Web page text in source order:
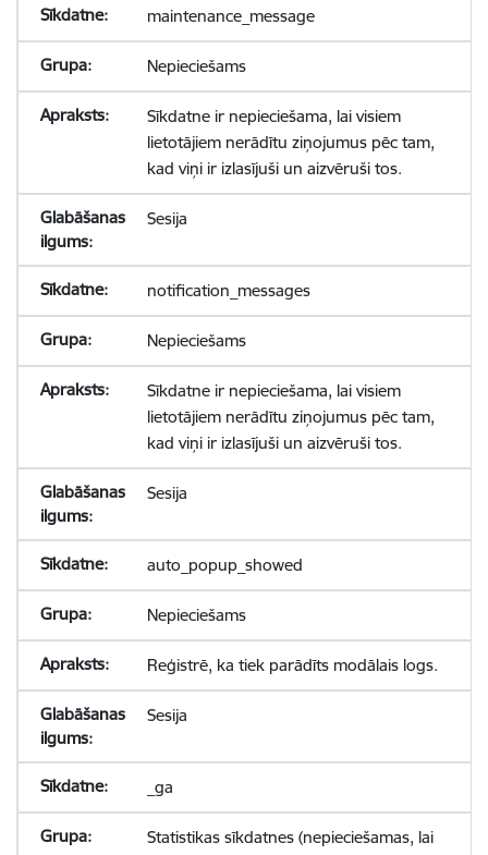
maintenance_message
Nepieciešams
Sīkdatne ir nepieciešama, lai visiem
lietotājiem nerādītu ziņojumus pēc tam,
kad viņi ir izlasījuši un aizvēruši tos.
Sesija
notification_messages
Nepieciešams
Sīkdatne ir nepieciešama, lai visiem
lietotājiem nerādītu ziņojumus pēc tam,
kad viņi ir izlasījuši un aizvēruši tos.
Sesija
auto_popup_showed
Nepieciešams
Reģistrē, ka tiek parādīts modālais logs.
Sesija
_ga
Statistikas sīkdatnes (nepieciešamas, lai